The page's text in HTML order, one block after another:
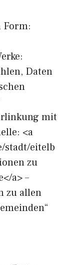
Form:
Daten
mit
<a
stadt/eitelb
zu
a> –
zu allen